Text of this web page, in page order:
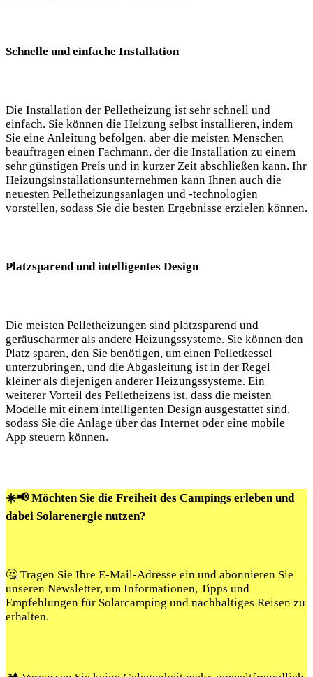
Schnelle und einfache Installation
Die Installation der Pelletheizung ist sehr schnell und
einfach. Sie können die Heizung selbst installieren, indem
Sie eine Anleitung befolgen, aber die meisten Menschen
beauftragen einen Fachmann, der die Installation zu einem
sehr günstigen Preis und in kurzer Zeit abschließen kann. Ihr
Heizungsinstallationsunternehmen kann Ihnen auch die
neuesten Pelletheizungsanlagen und -technologien
vorstellen, sodass Sie die besten Ergebnisse erzielen können.
Platzsparend und intelligentes Design
Die meisten Pelletheizungen sind platzsparend und
geräuscharmer als andere Heizungssysteme. Sie können den
Platz sparen, den Sie benötigen, um einen Pelletkessel
unterzubringen, und die Abgasleitung ist in der Regel
kleiner als diejenigen anderer Heizungssysteme. Ein
weiterer Vorteil des Pelletheizens ist, dass die meisten
Modelle mit einem intelligenten Design ausgestattet sind,
sodass Sie die Anlage über das Internet oder eine mobile
App steuern können.
☀️📢 Möchten Sie die Freiheit des Campings erleben und
dabei Solarenergie nutzen?
🤔 Tragen Sie Ihre E-Mail-Adresse ein und abonnieren Sie
unseren Newsletter, um Informationen, Tipps und
Empfehlungen für Solarcamping und nachhaltiges Reisen zu
erhalten.